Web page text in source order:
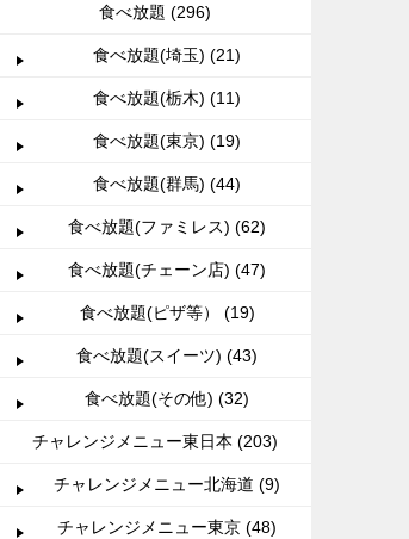
食べ放題 (296)
食べ放題(埼玉) (21)
食べ放題(栃木) (11)
食べ放題(東京) (19)
食べ放題(群馬) (44)
食べ放題(ファミレス) (62)
食べ放題(チェーン店) (47)
食べ放題(ピザ等） (19)
食べ放題(スイーツ) (43)
食べ放題(その他) (32)
チャレンジメニュー東日本 (203)
チャレンジメニュー北海道 (9)
チャレンジメニュー東京 (48)